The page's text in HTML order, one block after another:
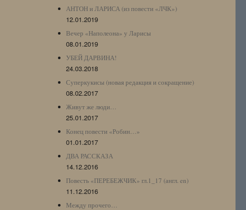
АНТОН и ЛАРИСА (из повести «ЛЧК»)
12.01.2019
Вечер «Наполеона» у Ларисы
08.01.2019
УБЕЙ ДАРВИНА!
24.03.2018
Суперкукисы (новая редакция и сокращение)
08.02.2017
Живут же люди…
25.01.2017
Конец повести «Робин…»
01.01.2017
ДВА РАССКАЗА
14.12.2016
Повесть «ПЕРЕБЕЖЧИК» гл.1_17 (англ. en)
11.12.2016
Между прочего…